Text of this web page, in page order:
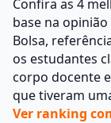
Confira as 4
base na
Bolsa,
os estudantes
corpo docente
que tiveram
Ver ranking